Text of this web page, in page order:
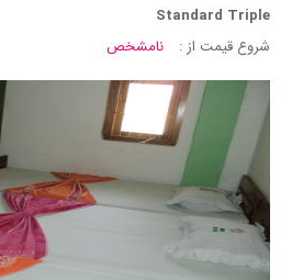
Standard Triple
شروع قیمت از :
نامشخص